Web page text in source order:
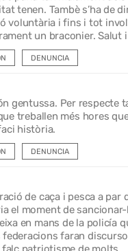
tenen. Tambè s’ha de
voluntària i fins i tot
un braconier.
DENUNCIA
gentussa. Per respecte
treballen més hores
història.
DENUNCIA
de caça i pesca a
el moment de
en mans de la policía
faran